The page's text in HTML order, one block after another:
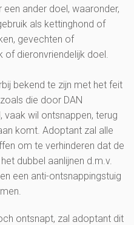
ander doel, waaronder,
als kettinghond of
gevechten of
of dieronvriendelijk doel.
bekend te zijn met het feit
die door DAN
wil ontsnappen, terug
komt. Adoptant zal alle
om te verhinderen dat de
dubbel aanlijnen d.m.v.
een anti-ontsnappingstuig
ontsnapt, zal adoptant dit